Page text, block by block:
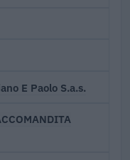
E Paolo S.a.s.